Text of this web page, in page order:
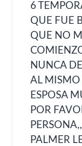
6
QUE FUE
QUE NO
NUNCA
AL MISMO
ESPOSA
POR
PALMER